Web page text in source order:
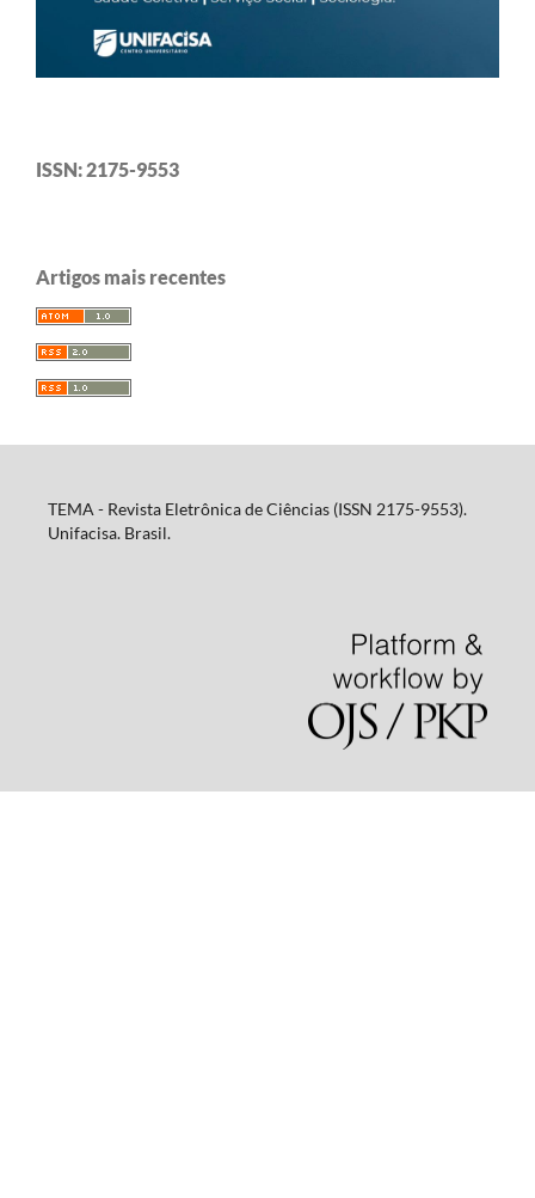
ISSN: 2175-9553
Artigos mais recentes
TEMA - Revista Eletrônica de Ciências (ISSN 2175-9553).
Unifacisa. Brasil.